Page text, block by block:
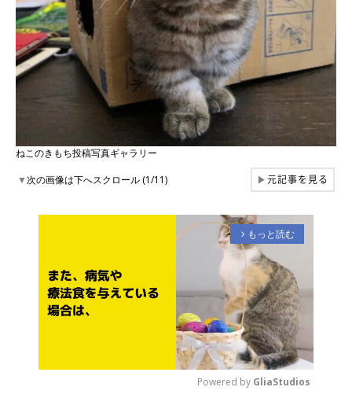
ねこのきもち投稿写真ギャラリー
▼次の画像は下へスクロール (1/11) ▶元記事を見る
arrow_forward_ios もっと読む
Powered by GliaStudios